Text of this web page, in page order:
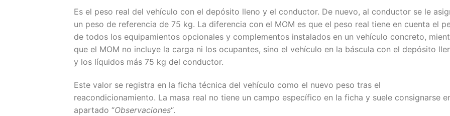
Es el peso real del vehículo con el depósito lleno y el conductor. De nuevo, al conductor se le
un peso de referencia de 75 kg. La diferencia con el MOM es que el peso real tiene en cuenta el
de todos los equipamientos opcionales y complementos instalados en un vehículo concreto,
que el MOM no incluye la carga ni los ocupantes, sino el vehículo en la báscula con el depósito
y los líquidos más 75 kg del conductor.
Este valor se registra en la ficha técnica del vehículo como el nuevo peso tras el
reacondicionamiento. La masa real no tiene un campo específico en la ficha y suele consignarse
apartado “Observaciones“.